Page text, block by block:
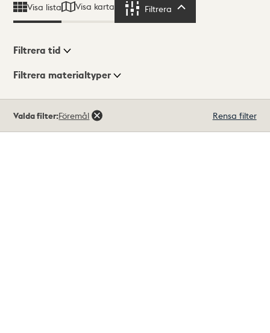
Visa lista Visa karta Filtrera
Visningsläge
Filtrera tid
Filtrera materialtyper
träffar
Valda filter:Föremål Rensa filter